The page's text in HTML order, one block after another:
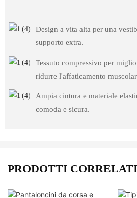
Design a vita alta per una
supporto extra.
Tessuto compressivo per
ridurre l'affaticamento
Ampia cintura e materiale
comoda e sicura.
PRODOTTI CORRELATI